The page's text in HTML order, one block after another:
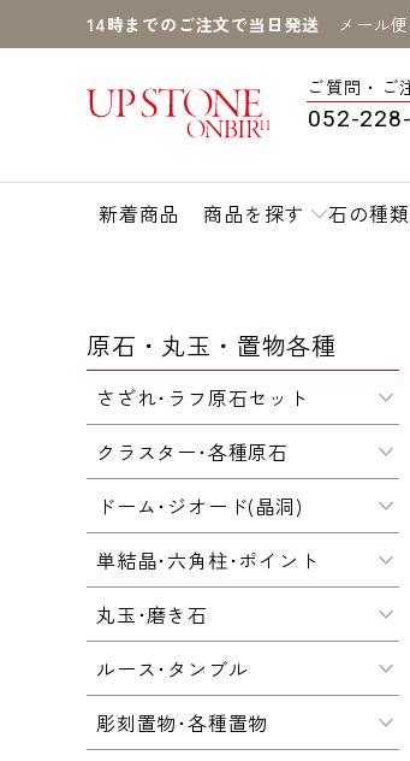
14時までのご注文で当日発送 メール
ご質問・ご
052-
新着商品 商品を探す 石の種類
原石・丸玉・置物各種
さざれ･ラフ原石セット
クラスター･各種原石
ドーム･ジオード(晶洞)
単結晶･六角柱･ポイント
丸玉･磨き石
ルース･タンブル
彫刻置物･各種置物